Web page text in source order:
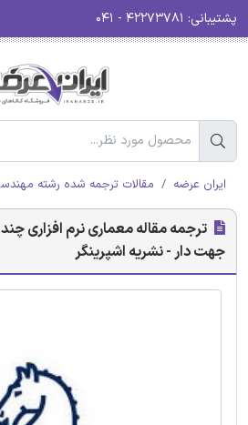
پشتیبانی:
ایران عرضه مقالات ترجمه شده رشته
ترجمه مقاله معماری نرم افزاری
جهت دار - نشریه اشپرینگر